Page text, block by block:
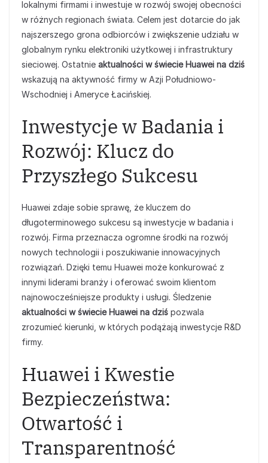
lokalnymi firmami i inwestuje w rozwój swojej obecności
w różnych regionach świata. Celem jest dotarcie do jak
najszerszego grona odbiorców i zwiększenie udziału w
globalnym rynku elektroniki użytkowej i infrastruktury
sieciowej. Ostatnie aktualności w świecie Huawei na dziś
wskazują na aktywność firmy w Azji Południowo-
Wschodniej i Ameryce Łacińskiej.
Inwestycje w Badania i
Rozwój: Klucz do
Przyszłego Sukcesu
Huawei zdaje sobie sprawę, że kluczem do
długoterminowego sukcesu są inwestycje w badania i
rozwój. Firma przeznacza ogromne środki na rozwój
nowych technologii i poszukiwanie innowacyjnych
rozwiązań. Dzięki temu Huawei może konkurować z
innymi liderami branży i oferować swoim klientom
najnowocześniejsze produkty i usługi. Śledzenie
aktualności w świecie Huawei na dziś pozwala
zrozumieć kierunki, w których podążają inwestycje R&D
firmy.
Huawei i Kwestie
Bezpieczeństwa:
Otwartość i
Transparentność